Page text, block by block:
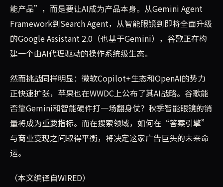
能产品”，而是要让AI成为产品本身。从Gemini Agent
Framework到Search Agent，从智能眼镜到即将全面升级
的Google Assistant 2.0（也基于Gemini），谷歌正在构
建一个由AI代理驱动的操作系统级生态。
然而挑战同样明显：微软Copilot+生态和OpenAI的势力
正快速扩张，苹果也在WWDC上公布了其AI战略。谷歌能
否靠Gemini和智能硬件打一场翻身仗？秋季智能眼镜的销
量将成为重要指标。而在搜索领域，如何在“答案引擎”
与商业变现之间取得平衡，将决定这家广告巨头的未来命
运。
（本文编译自WIRED）